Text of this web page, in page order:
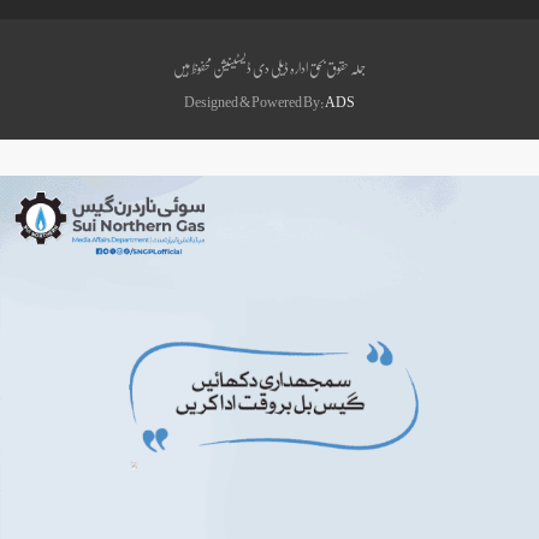
جملہ حقوق بحق ادارہ ڈیلی دی ڈیسٹینیشن محفوظ ہیں
Designed & Powered By: ADS